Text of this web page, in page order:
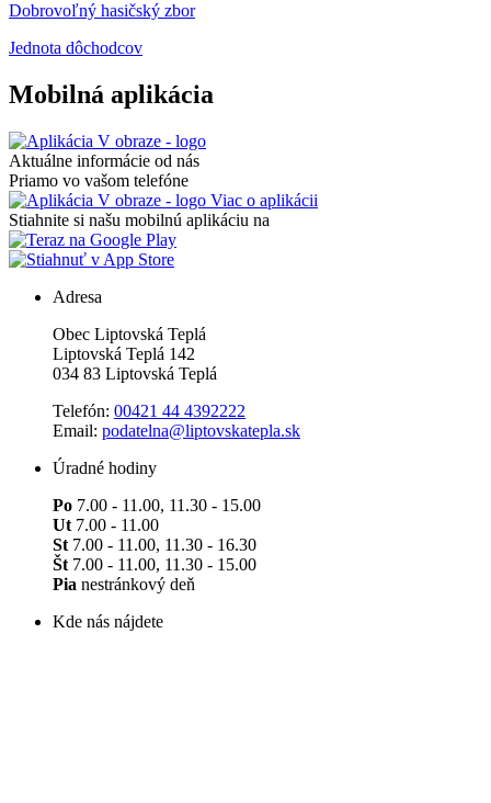
Dobrovoľný hasičský zbor
Jednota dôchodcov
Mobilná aplikácia
Aktuálne informácie od nás
Priamo vo vašom telefóne
Viac o aplikácii
Stiahnite si našu mobilnú aplikáciu na
Adresa
Obec Liptovská Teplá
Liptovská Teplá 142
034 83 Liptovská Teplá
Telefón: 00421 44 4392222
Email: podatelna@liptovskatepla.sk
Úradné hodiny
Po 7.00 - 11.00, 11.30 - 15.00
Ut 7.00 - 11.00
St 7.00 - 11.00, 11.30 - 16.30
Št 7.00 - 11.00, 11.30 - 15.00
Pia nestránkový deň
Kde nás nájdete